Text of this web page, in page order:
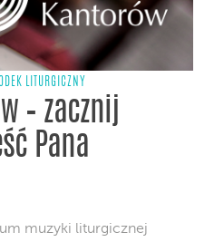
LITURGICZNY
– zacznij
Pana
muzyki liturgicznej